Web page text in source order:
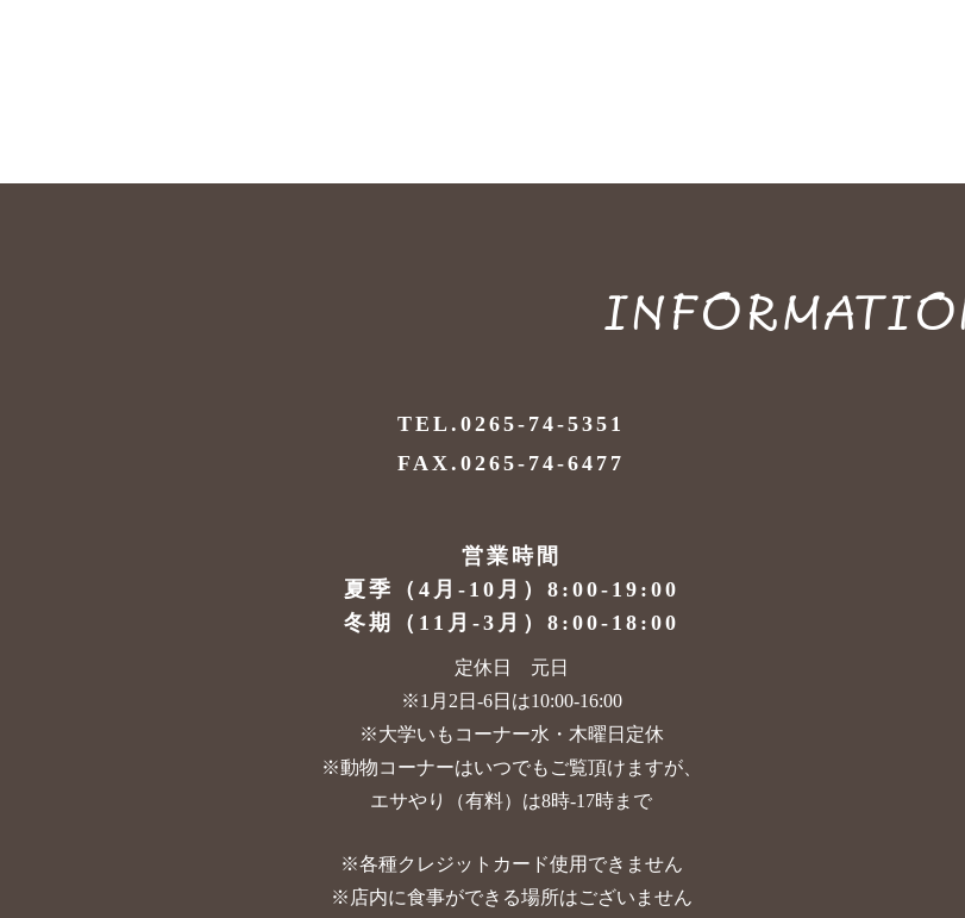
TEL.0265-74-5351
FAX.0265-74-6477
営業時間
夏季（4月-10月） 8:00-19:00
冬期（11月-3月） 8:00-18:00
定休日 元日
※1月2日-6日は10:00-16:00
※大学いもコーナー水・木曜日定休
※動物コーナーはいつでもご覧頂けますが、
エサやり（有料）は8時-17時まで
※各種クレジットカード使用できません
※店内に食事ができる場所はございません